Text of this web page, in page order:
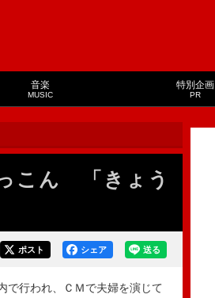
音楽
MUSIC
特別企画
PR
こん 「きょう
送る
シェア
ポスト
で行われ、ＣＭで夫婦を演じて